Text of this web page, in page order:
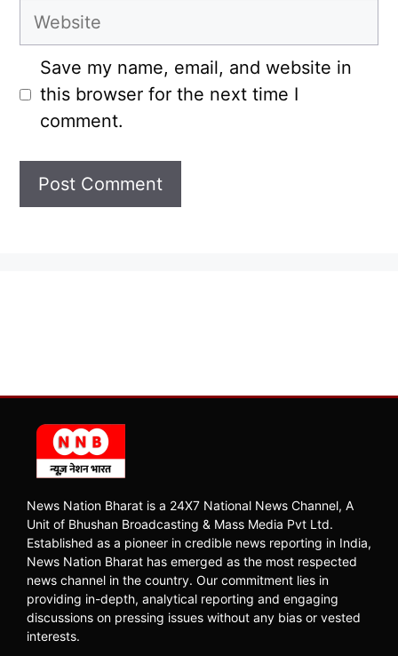
Website
Save my name, email, and website in
this browser for the next time I
comment.
News Nation Bharat is a 24X7 National News Channel, A
Unit of Bhushan Broadcasting & Mass Media Pvt Ltd.
Established as a pioneer in credible news reporting in India,
News Nation Bharat has emerged as the most respected
news channel in the country. Our commitment lies in
providing in-depth, analytical reporting and engaging
discussions on pressing issues without any bias or vested
interests.